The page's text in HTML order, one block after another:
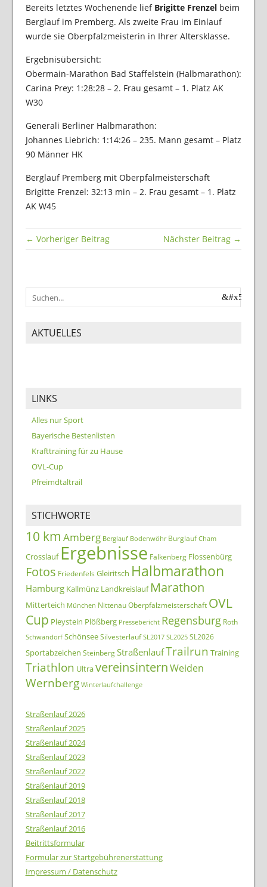
Bereits letztes Wochenende lief Brigitte Frenzelbeim
Berglauf im Premberg. Als zweite Frau im Einlauf
wurde sie Oberpfalzmeisterin in Ihrer Altersklasse.
Ergebnisübersicht:
Obermain-Marathon Bad Staffelstein (Halbmarathon):
Carina Prey: 1:28:28 – 2. Frau gesamt – 1. Platz AK
W30
Generali Berliner Halbmarathon:
Johannes Liebrich: 1:14:26 – 235. Mann gesamt – Platz
90 Männer HK
Berglauf Premberg mit Oberpfalmeisterschaft
Brigitte Frenzel: 32:13 min – 2. Frau gesamt – 1. Platz
AK W45
← Vorheriger Beitrag Nächster Beitrag →
AKTUELLES
LINKS
Alles nur Sport
Bayerische Bestenlisten
Krafttraining für zu Hause
OVL-Cup
Pfreimdtaltrail
STICHWORTE
10 km Amberg Berglauf Bodenwöhr Burglauf Cham
Crosslauf Ergebnisse Falkenberg Flossenbürg
Fotos Friedenfels Gleiritsch Halbmarathon
Hamburg Kallmünz Landkreislauf Marathon
Mitterteich München Nittenau Oberpfalzmeisterschaft OVL
Cup Pleystein Plößberg Pressebericht Regensburg Roth
Schwandorf Schönsee Silvesterlauf SL2017 SL2025 SL2026
Sportabzeichen Steinberg StraßenlaufTrailrun Training
Triathlon UltravereinsinternWeiden
Wernberg Winterlaufchallenge
Straßenlauf 2026
Straßenlauf 2025
Straßenlauf 2024
Straßenlauf 2023
Straßenlauf 2022
Straßenlauf 2019
Straßenlauf 2018
Straßenlauf 2017
Straßenlauf 2016
Beitrittsformular
Formular zur Startgebührenerstattung
Impressum / Datenschutz